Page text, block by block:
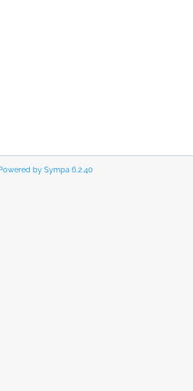
by Sympa 6.2.40